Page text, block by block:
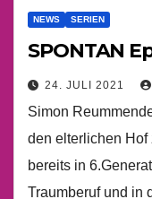
NEWS SERIEN
SPONTAN
24. JULI 2021
Simon
den elterlichen Hof
bereits in
Traumberuf und in